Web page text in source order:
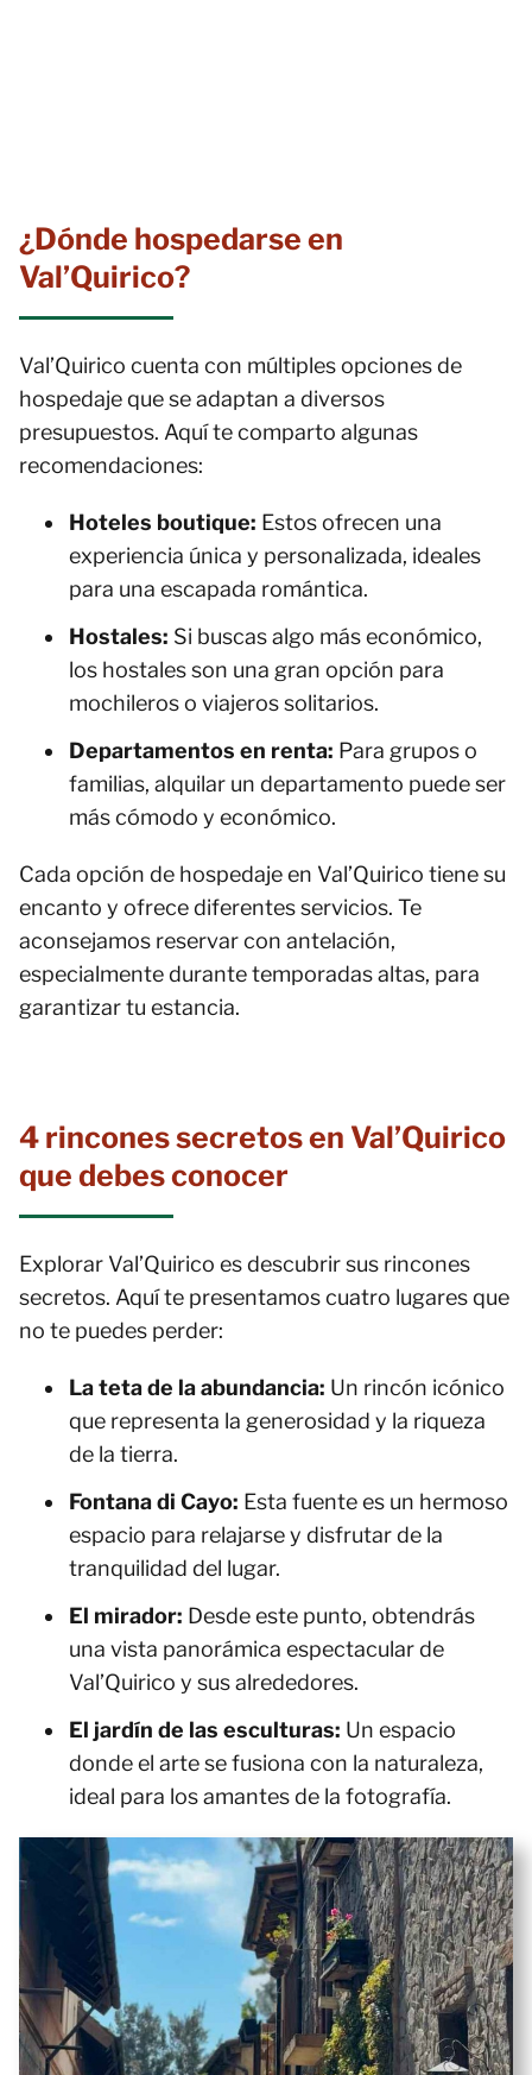
¿Dónde hospedarse en
Val’Quirico?
Val’Quirico cuenta con múltiples opciones de
hospedaje que se adaptan a diversos
presupuestos. Aquí te comparto algunas
recomendaciones:
Hoteles boutique: Estos ofrecen una
experiencia única y personalizada, ideales
para una escapada romántica.
Hostales: Si buscas algo más económico,
los hostales son una gran opción para
mochileros o viajeros solitarios.
Departamentos en renta: Para grupos o
familias, alquilar un departamento puede ser
más cómodo y económico.
Cada opción de hospedaje en Val’Quirico tiene su
encanto y ofrece diferentes servicios. Te
aconsejamos reservar con antelación,
especialmente durante temporadas altas, para
garantizar tu estancia.
4 rincones secretos en Val’Quirico
que debes conocer
Explorar Val’Quirico es descubrir sus rincones
secretos. Aquí te presentamos cuatro lugares que
no te puedes perder:
La teta de la abundancia: Un rincón icónico
que representa la generosidad y la riqueza
de la tierra.
Fontana di Cayo: Esta fuente es un hermoso
espacio para relajarse y disfrutar de la
tranquilidad del lugar.
El mirador: Desde este punto, obtendrás
una vista panorámica espectacular de
Val’Quirico y sus alrededores.
El jardín de las esculturas: Un espacio
donde el arte se fusiona con la naturaleza,
ideal para los amantes de la fotografía.